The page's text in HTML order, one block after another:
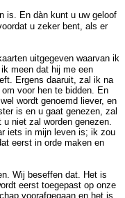
is. En dàn kunt u uw geloof
u zeker bent, als er
uitgegeven waarvan ik
meen dat hij me een
Ergens daaruit, zal ik na
voor hen te bidden. En
wordt genoemd liever, en
is en u gaat genezen, zal
niet zal worden genezen.
iets in mijn leven is; ik zou
eerst in orde maken en
Wij beseffen dat. Het is
eerst toegepast op onze
voorafgegaan en het is